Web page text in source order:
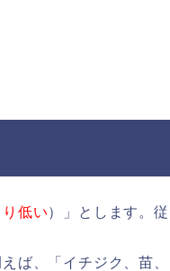
低い）」とします。従
ば、「イチジク、苗、